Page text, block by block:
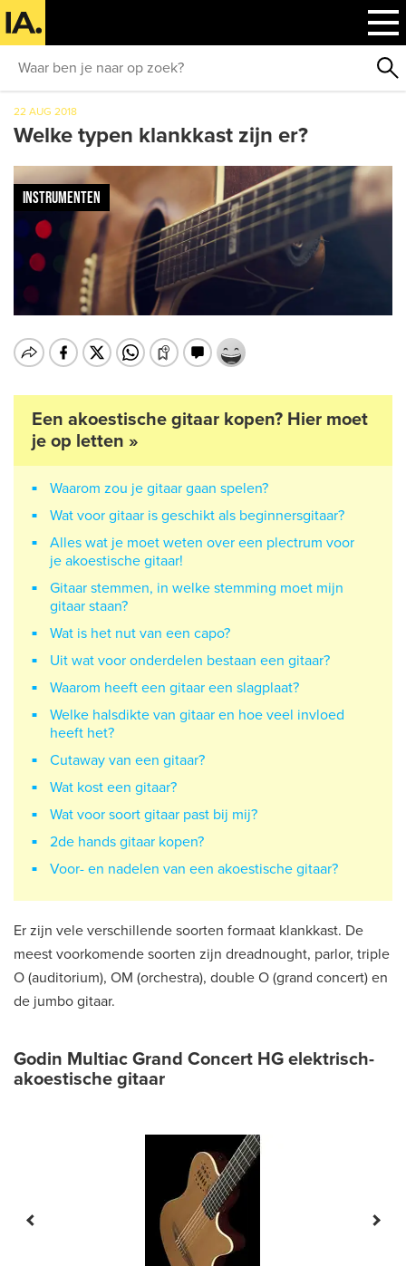
22 AUG 2018
Welke typen klankkast zijn er?
INSTRUMENTEN
Een akoestische gitaar kopen? Hier moet
je op letten »
Waarom zou je gitaar gaan spelen?
Wat voor gitaar is geschikt als beginnersgitaar?
Alles wat je moet weten over een plectrum voor
je akoestische gitaar!
Gitaar stemmen, in welke stemming moet mijn
gitaar staan?
Wat is het nut van een capo?
Uit wat voor onderdelen bestaan een gitaar?
Waarom heeft een gitaar een slagplaat?
Welke halsdikte van gitaar en hoe veel invloed
heeft het?
Cutaway van een gitaar?
Wat kost een gitaar?
Wat voor soort gitaar past bij mij?
2de hands gitaar kopen?
Voor- en nadelen van een akoestische gitaar?
Er zijn vele verschillende soorten formaat klankkast. De
meest voorkomende soorten zijn dreadnought, parlor, triple
O (auditorium), OM (orchestra), double O (grand concert) en
de jumbo gitaar.
Godin Multiac Grand Concert HG elektrisch-
akoestische gitaar